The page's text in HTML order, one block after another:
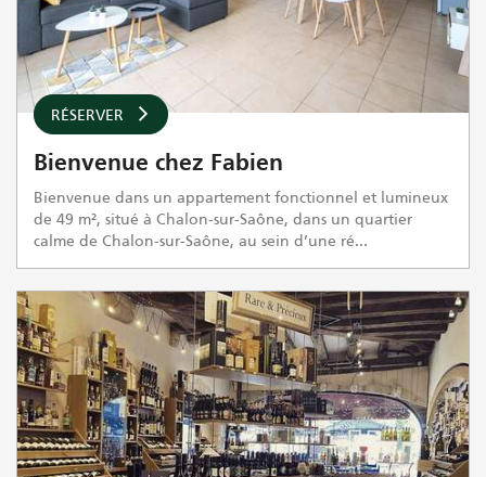
RÉSERVER
Bienvenue chez Fabien
Bienvenue dans un appartement fonctionnel et lumineux
de 49 m², situé à Chalon-sur-Saône, dans un quartier
calme de Chalon-sur-Saône, au sein d’une ré...